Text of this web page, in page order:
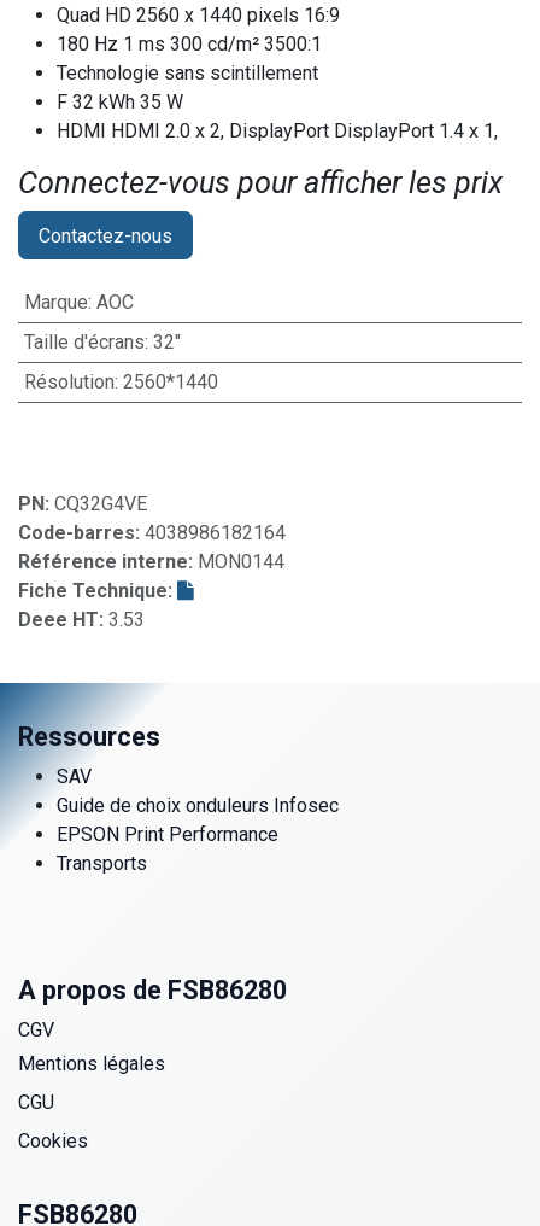
Quad HD 2560 x 1440 pixels 16:9
180 Hz 1 ms 300 cd/m² 3500:1
Technologie sans scintillement
F 32 kWh 35 W
HDMI HDMI 2.0 x 2, DisplayPort DisplayPort 1.4 x 1,
Connectez-vous pour afficher les prix​
Contactez-nous
Marque: AOC
Taille d'écrans: 32"
Résolution: 2560*1440
PN: CQ32G4VE
Code-barres: 4038986182164
Référence interne: MON0144
Fiche Technique:
Deee HT: 3.53
Ressources
SAV
Guide de choix onduleurs Infosec
EPSON Print Performance
Transports
A propos de FSB86280
CGV
Mentions légales
CGU
Cookies
FSB86280